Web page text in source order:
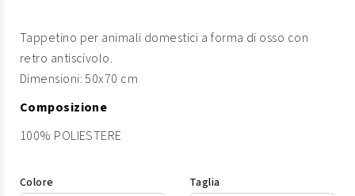
Tappetino per animali domestici a forma di osso con
retro antiscivolo.
Dimensioni: 50x70 cm
Composizione
100% POLIESTERE
Colore Taglia